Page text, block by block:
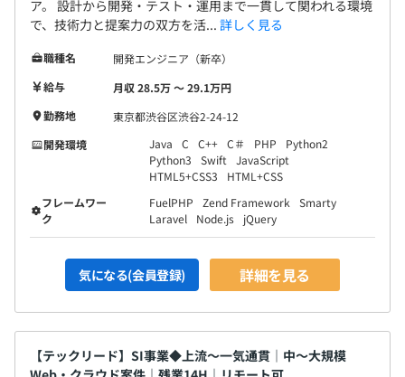
ア。 設計から開発・テスト・運用まで一貫して関われる環境
で、技術力と提案力の双方を活... 詳しく見る
職種名
開発エンジニア（新卒）
給与
月収 28.5万 〜 29.1万円
勤務地
東京都渋谷区渋谷2-24-12
開発環境
Java C C++ C＃ PHP
Python2
Python3
Swift
JavaScript
HTML5+CSS3
HTML+CSS
フレームワー
ク
FuelPHP Zend Framework
Smarty
Laravel
Node.js jQuery
気になる(会員登録) 詳細を見る
【テックリード】SI事業◆上流～一気通貫｜中～大規模